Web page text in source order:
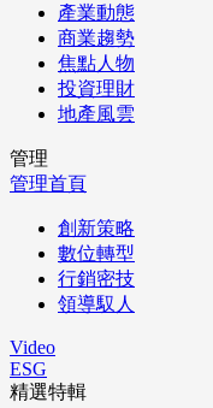
產業動態
商業趨勢
焦點人物
投資理財
地產風雲
管理
管理首頁
創新策略
數位轉型
行銷密技
領導馭人
Video
ESG
精選特輯